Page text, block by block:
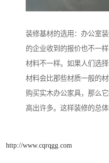
装修基材的选用：办公室
的企业收到的报价也不一
材料不一样。如果人们选
材料会比那些材质一般的
购买实木办公家具，那么
高出许多。这样装修的总体
http://www.cqrqgg.com